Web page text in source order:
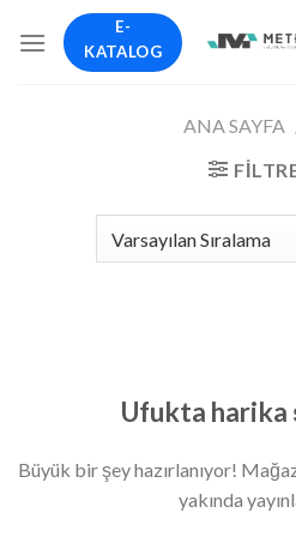
atla
E-
KATALOG
ANA SAYFA
Ufukta harika
Büyük bir şey hazırlanıyor!
yakında